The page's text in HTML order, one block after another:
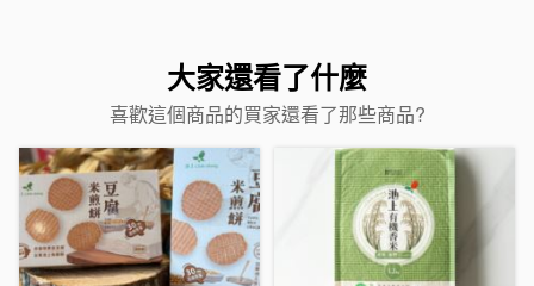
大家還看了什麼
喜歡這個商品的買家還看了那些商品?